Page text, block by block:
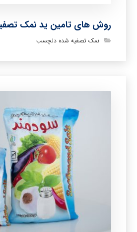
روش های تامین ید نمک
نمک تصفیه شده دلچسب